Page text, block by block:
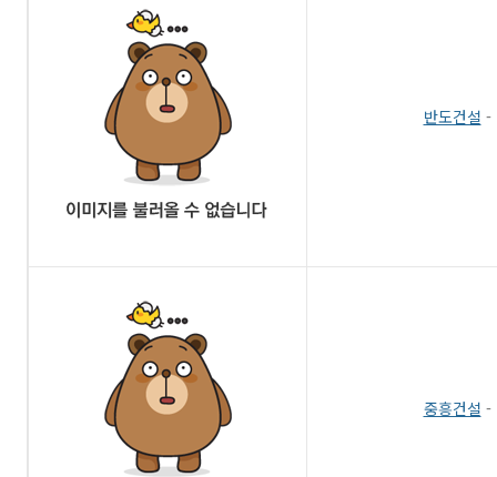
반도건설 -
중흥건설 -